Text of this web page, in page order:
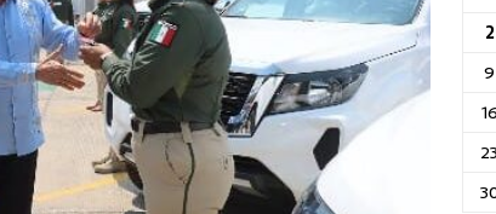
2
9
16
23